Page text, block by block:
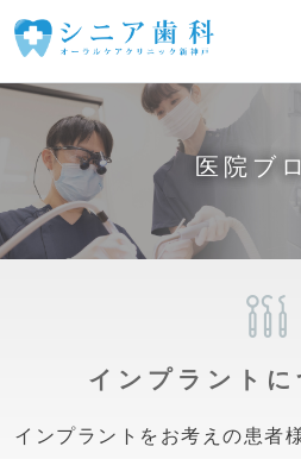
医院ブ
インプラントに
インプラントをお考えの患者